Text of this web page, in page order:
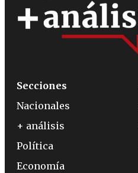
Secciones
Nacionales
+ análisis
Política
Economía